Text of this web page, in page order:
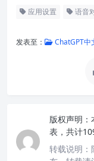
应用设置 语音
发表至： ChatGPT中
版权声明：
表，共计
转载说明：